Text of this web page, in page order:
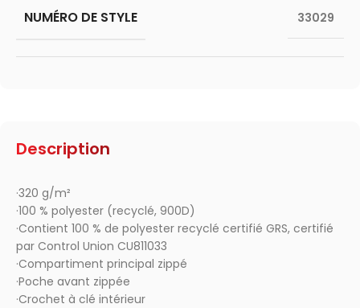
Description
·320 g/m²
·100 % polyester (recyclé, 900D)
·Contient 100 % de polyester recyclé certifié GRS, certifié
par Control Union CU811033
·Compartiment principal zippé
·Poche avant zippée
·Crochet à clé intérieur
NUMÉRO DE STYLE 33029